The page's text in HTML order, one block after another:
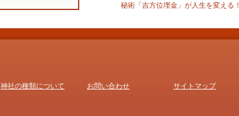
秘術「吉方位埋金」が人生を変える！
神社の種類について お問い合わせ サイトマップ